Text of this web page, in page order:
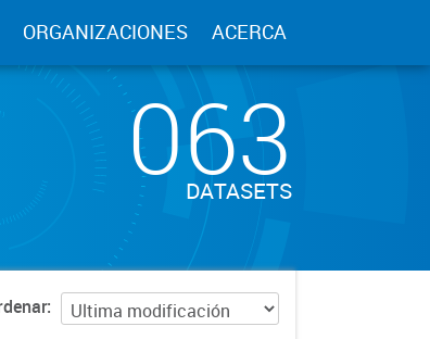
ORGANIZACIONES ACERCA
063
DATASETS